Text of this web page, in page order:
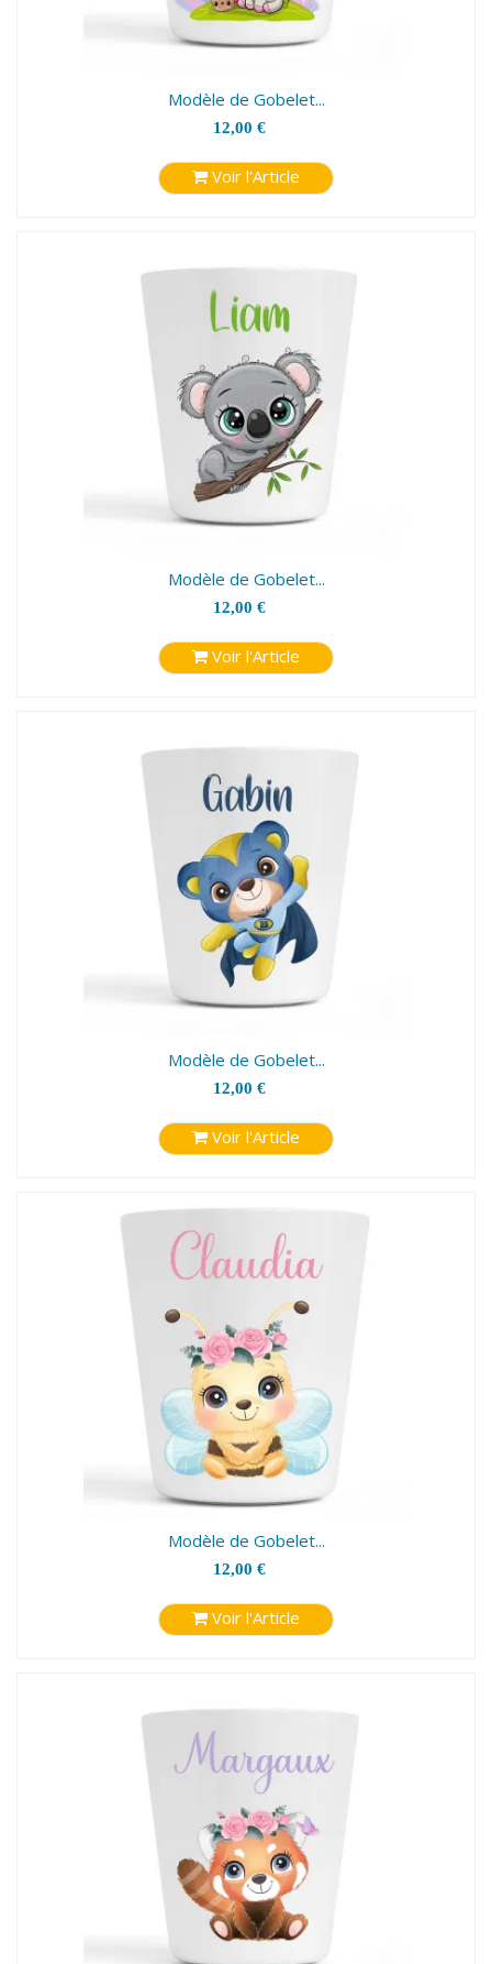
Modèle de Gobelet...
12,00 €
Voir l'Article
Modèle de Gobelet...
12,00 €
Voir l'Article
Modèle de Gobelet...
12,00 €
Voir l'Article
Modèle de Gobelet...
12,00 €
Voir l'Article